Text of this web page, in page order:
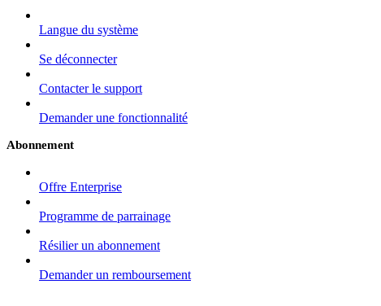
Langue du système
Se déconnecter
Contacter le support
Demander une fonctionnalité
Abonnement
Offre Enterprise
Programme de parrainage
Résilier un abonnement
Demander un remboursement